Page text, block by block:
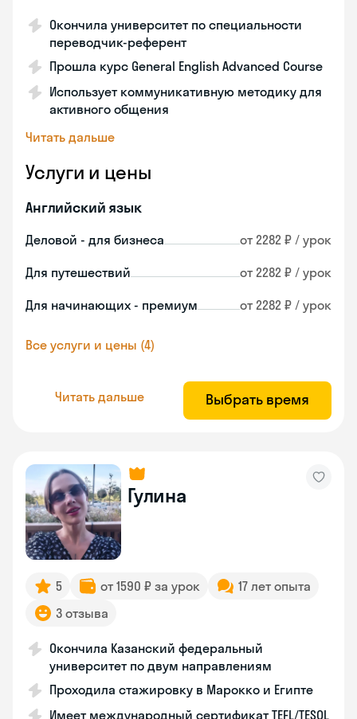
Окончила университет по специальности
переводчик-референт
Прошла курс General English Advanced Course
Использует коммуникативную методику для
активного общения
Читать дальше
Услуги и цены
Английский язык
Деловой - для бизнеса от 2282 ₽ / урок
Для путешествий от 2282 ₽ / урок
Для начинающих - премиум от 2282 ₽ / урок
Все услуги и цены (4)
Читать дальше Выбрать время
Гулина
5 от 1590 ₽ за урок
17 лет опыта
3 отзыва
Окончила Казанский федеральный
университет по двум направлениям
Проходила стажировку в Марокко и Египте
Имеет международный сертификат TEFL/TESOL